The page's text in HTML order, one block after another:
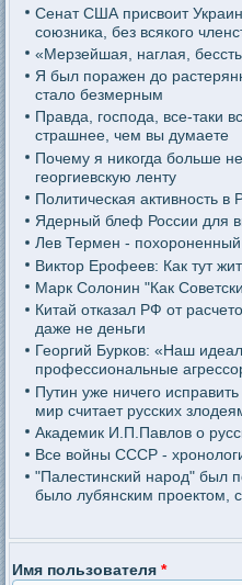
Сенат США присвоит
союзника, без всякого
«Мерзейшая, наглая,
Я был поражен до
стало безмерным
Правда, господа, все-таки
страшнее, чем вы думаете
Почему я никогда больше
георгиевскую ленту
Политическая активность в
Ядерный блеф России для
Лев Термен -
Виктор Ерофеев: Как тут
Марк Солонин "Как
Китай отказал РФ от
даже не деньги
Георгий Бурков: «Наш
профессиональные
Путин уже ничего
мир считает русских
Академик И.П.Павлов о
Все войны СССР -
"Палестинский народ" был
было лубянским проектом,
Имя пользователя*